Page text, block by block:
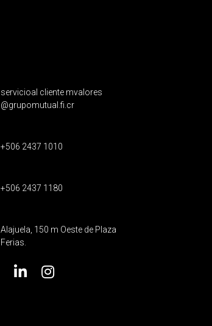
servicioal cliente mvalores
@grupomutual.fi.cr
+506 2437 1010
+506 2437 1180
Alajuela, 150 m Oeste de Plaza
Ferias.